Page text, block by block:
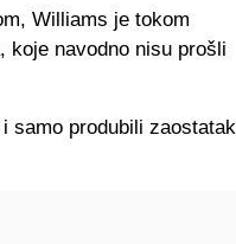
Williams je tokom
koje navodno nisu prošli
samo produbili zaostatak